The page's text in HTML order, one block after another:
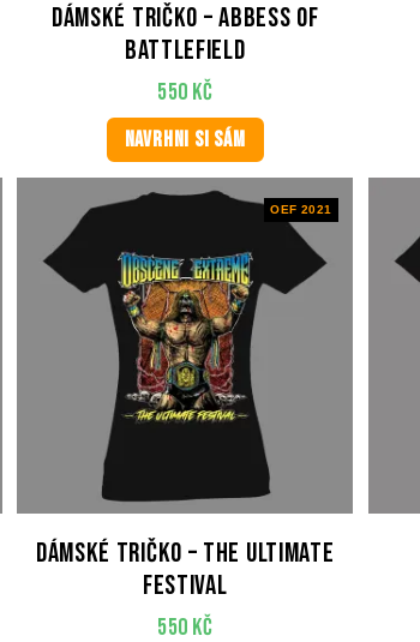
Dámské tričko – Abbess Of
Battlefield
550 Kč
NAVRHNI SI SÁM
OEF 2021
Dámské tričko – The Ultimate
Festival
550 Kč